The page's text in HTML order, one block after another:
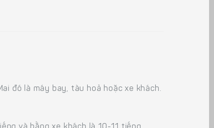
đó là máy bay, tàu hoả hoặc xe khách.